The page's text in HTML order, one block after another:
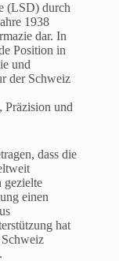
(LSD) durch
1938
dar. In
Position in
und
der Schweiz
Präzision und
dass die
gezielte
einen
hat